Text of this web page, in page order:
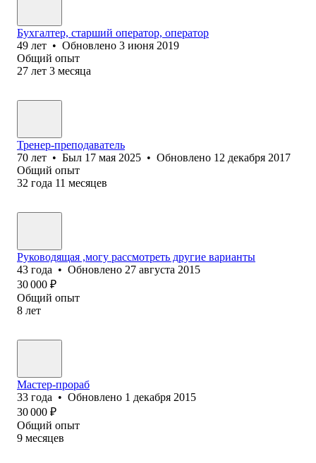
Бухгалтер, старший оператор, оператор
49 лет • Обновлено 3 июня 2019
Общий опыт
27 лет 3 месяца
Тренер-преподаватель
70 лет • Был 17 мая 2025 • Обновлено 12 декабря 2017
Общий опыт
32 года 11 месяцев
Руководящая ,могу рассмотреть другие варианты
43 года • Обновлено 27 августа 2015
30 000 ₽
Общий опыт
8 лет
Мастер-прораб
33 года • Обновлено 1 декабря 2015
30 000 ₽
Общий опыт
9 месяцев